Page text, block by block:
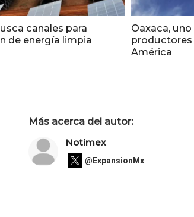
canales para
de energía limpia
Oaxaca,
productores
América
Más acerca del autor:
Notimex
@ExpansionMx